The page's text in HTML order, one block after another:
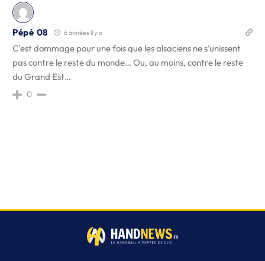
Pépé 08 6 années il y a
C’est dommage pour une fois que les alsaciens ne s’unissent
pas contre le reste du monde… Ou, au moins, contre le reste
du Grand Est…
0